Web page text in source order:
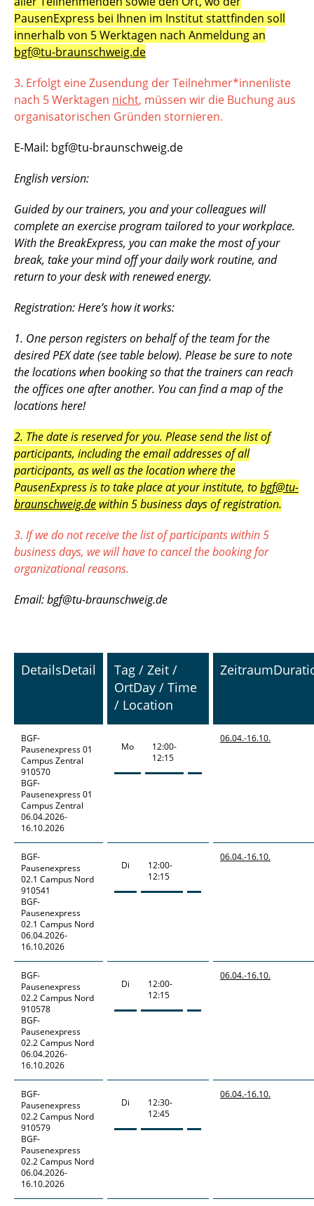
PausenExpress bei Ihnen im Institut stattfinden soll
innerhalb von 5 Werktagen nach Anmeldung an
bgf@tu-braunschweig.de
3. Erfolgt eine Zusendung der Teilnehmer*innenliste
nach 5 Werktagen nicht, müssen wir die Buchung aus
organisatorischen Gründen stornieren.
E-Mail: bgf@tu-braunschweig.de
English version:
Guided by our trainers, you and your colleagues will
complete an exercise program tailored to your workplace.
With the BreakExpress, you can make the most of your
break, take your mind off your daily work routine, and
return to your desk with renewed energy.
Registration: Here’s how it works:
1. One person registers on behalf of the team for the
desired PEX date (see table below). Please be sure to note
the locations when booking so that the trainers can reach
the offices one after another. You can find a map of the
locations here!
2. Thedateisreservedforyou. Pleasesendthelistof
participants, includingtheemailaddressesof all
participants, as wellasthelocation wherethe
PausenExpressis totakeplaceatyourinstitute, tobgf@tu-
braunschweig.de within5businessdaysofregistration.
3. If we do not receive the list of participants within 5
business days, we will have to cancel the booking for
organizational reasons.
Email: bgf@tu-braunschweig.de
DetailsDetail
Tag / Zeit /
OrtDay / Time
/ Location
Zeitraum
BGF-
Pausenexpress01
Campus Zentral
910570
BGF-
Pausenexpress 01
Campus Zentral
06.04.2026-
16.10.2026
Mo
12:00-
12:15
06.04.-16.10.
BGF-
Pausenexpress
02.1 Campus Nord
910541
BGF-
Pausenexpress
02.1 Campus Nord
06.04.2026-
16.10.2026
Di
12:00-
12:15
06.04.-16.10.
BGF-
Pausenexpress
02.2 Campus Nord
910578
BGF-
Pausenexpress
02.2 Campus Nord
06.04.2026-
16.10.2026
Di
12:00-
12:15
06.04.-16.10.
BGF-
Pausenexpress
02.2 Campus Nord
910579
BGF-
Pausenexpress
02.2 Campus Nord
06.04.2026-
16.10.2026
Di
12:30-
12:45
06.04.-16.10.